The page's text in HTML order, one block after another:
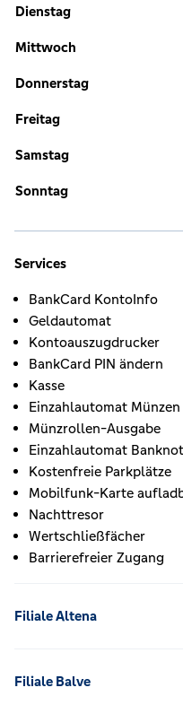
Dienstag
Mittwoch
Donnerstag
Freitag
Samstag
Sonntag
Services
BankCard KontoInfo
Geldautomat
Kontoauszugdrucker
BankCard PIN ändern
Kasse
Einzahlautomat
Münzrollen-Ausgabe
Einzahlautomat
Kostenfreie Parkplätze
Mobilfunk-Karte
Nachttresor
Wertschließfächer
Barrierefreier Zugang
Filiale Altena
Filiale Balve